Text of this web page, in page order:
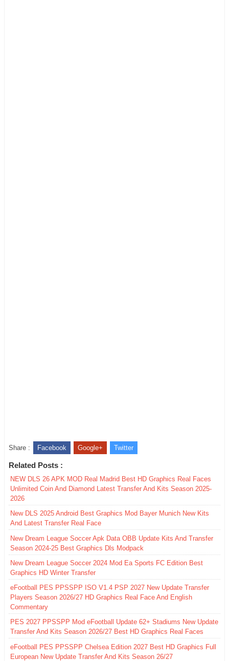
Share : Facebook Google+ Twitter
Related Posts :
NEW DLS 26 APK MOD Real Madrid Best HD Graphics Real Faces
Unlimited Coin And Diamond Latest Transfer And Kits Season 2025-
2026
New DLS 2025 Android Best Graphics Mod Bayer Munich New Kits
And Latest Transfer Real Face
New Dream League Soccer Apk Data OBB Update Kits And Transfer
Season 2024-25 Best Graphics Dls Modpack
New Dream League Soccer 2024 Mod Ea Sports FC Edition Best
Graphics HD Winter Transfer
eFootball PES PPSSPP ISO V1.4 PSP 2027 New Update Transfer
Players Season 2026/27 HD Graphics Real Face And English
Commentary
PES 2027 PPSSPP Mod eFootball Update 62+ Stadiums New Update
Transfer And Kits Season 2026/27 Best HD Graphics Real Faces
eFootball PES PPSSPP Chelsea Edition 2027 Best HD Graphics Full
European New Update Transfer And Kits Season 26/27